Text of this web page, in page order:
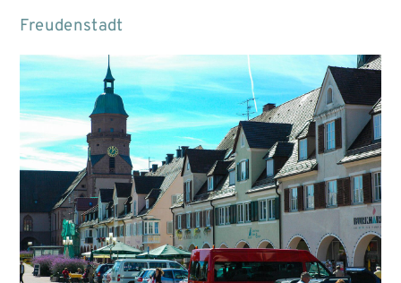
Freudenstadt